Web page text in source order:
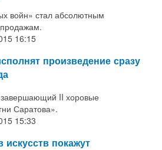
войн» стал абсолютным
16:15
произведение сразу
завершающий II хоровые
Саратова».
15:33
покажут